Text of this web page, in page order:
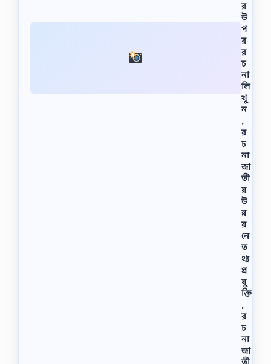
র
উ
প
র
র
চ
না
লি
খু
ন
,
র
চ
না
জা
তী
য়
উ
ন্ন
য়
নে
ত
থ্য
প্র
যু
ক্তি
,
র
চ
না
জা